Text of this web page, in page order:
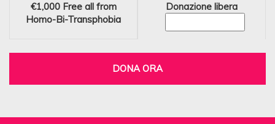
€1,000 Free all from
Homo-Bi-Transphobia
Donazione libera
DONA ORA